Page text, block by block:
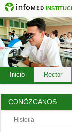
Inicio Rector
CONÓZCANOS
Historia